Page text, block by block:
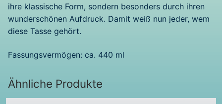
ihre klassische Form, sondern besonders durch ihren
wunderschönen Aufdruck. Damit weiß nun jeder, wem
diese Tasse gehört.
Fassungsvermögen: ca. 440 ml
Ähnliche Produkte